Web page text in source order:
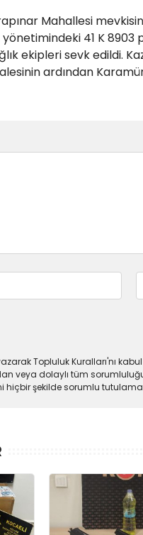
Mahallesi
yönetimindeki 41 K
ekipleri sevk edildi.
ardından
Topluluk Kuralları'nı
veya dolaylı tüm sorumluluğu
hiçbir şekilde sorumlu